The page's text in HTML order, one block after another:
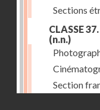
Sections
CLASSE
(n.n.)
Section